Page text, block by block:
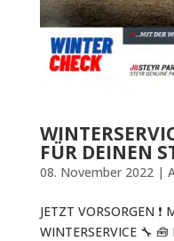
FÜR DEINEN
08. November 2022|
JETZT VORSORGEN ❗
WINTERSERVICE 🔧